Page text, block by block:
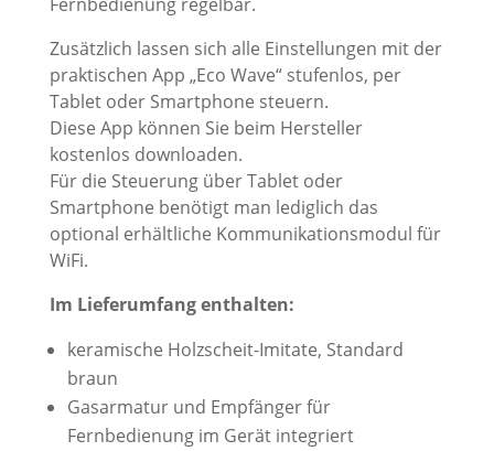
Zusätzlich lassen sich alle Einstellungen mit der
praktischen App „Eco Wave“ stufenlos, per
Tablet oder Smartphone steuern.
Diese App können Sie beim Hersteller
kostenlos downloaden.
Für die Steuerung über Tablet oder
Smartphone benötigt man lediglich das
optional erhältliche Kommunikationsmodul für
WiFi.
Im Lieferumfang enthalten:
keramische Holzscheit-Imitate, Standard
braun
Gasarmatur und Empfänger für
Fernbedienung im Gerät integriert